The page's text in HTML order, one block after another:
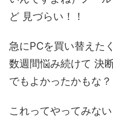
ど 見づらい！！
急にPCを買い替えた
数週間悩み続けて 決
でもよかったかもな
これってやってみな